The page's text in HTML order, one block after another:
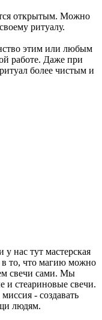
открытым. Можно
ритуалу.
этим или любым
работе. Даже при
более чистым и
нас тут мастерская
то, что магию можно
свечи сами. Мы
и стеариновые свечи.
- создавать
людям.